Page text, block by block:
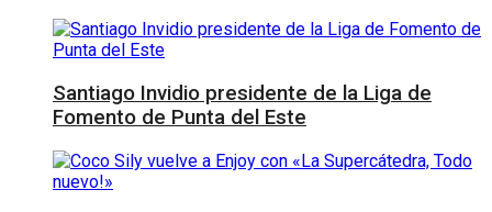
Santiago Invidio presidente de la Liga de
Fomento de Punta del Este